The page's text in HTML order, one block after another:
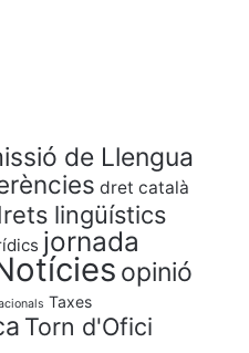
de Llengua
dret català
lingüístics
jornada
opinió
Taxes
Torn d'Ofici